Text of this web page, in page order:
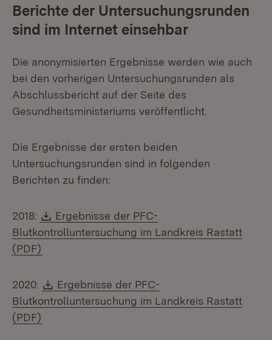
Berichte der Untersuchungsrunden
sind im Internet einsehbar
Die anonymisierten Ergebnisse werden wie auch
bei den vorherigen Untersuchungsrunden als
Abschlussbericht auf der Seite des
Gesundheitsministeriums veröffentlicht.
Die Ergebnisse der ersten beiden
Untersuchungsrunden sind in folgenden
Berichten zu finden:
2018: Download:
Ergebnisse der PFC-
Blutkontrolluntersuchung im Landkreis Rastatt
(PDF)
2020: Download:
Ergebnisse der PFC-
Blutkontrolluntersuchung im Landkreis Rastatt
(PDF)